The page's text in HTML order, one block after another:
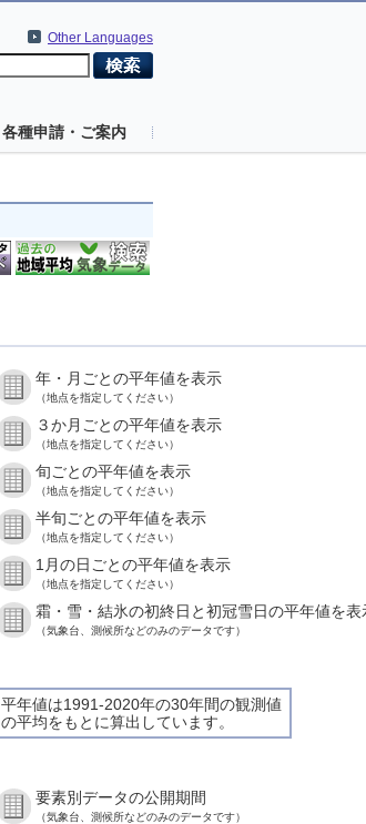
Other Languages
各種申請・ご案内
年・月ごとの平年値を表示
（地点を指定してください）
３か月ごとの平年値を表示
（地点を指定してください）
旬ごとの平年値を表示
（地点を指定してください）
半旬ごとの平年値を表示
（地点を指定してください）
1月の日ごとの平年値を表示
（地点を指定してください）
霜・雪・結氷の初終日と初冠雪日の平年値を表
（気象台、測候所などのみのデータです）
平年値は1991-2020年の30年間の観測値
の平均をもとに算出しています。
要素別データの公開期間
（気象台、測候所などのみのデータです）